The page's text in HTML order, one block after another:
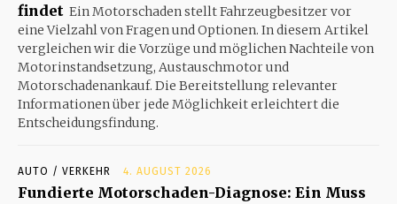
findet Ein Motorschaden stellt Fahrzeugbesitzer vor
eine Vielzahl von Fragen und Optionen. In diesem Artikel
vergleichen wir die Vorzüge und möglichen Nachteile von
Motorinstandsetzung, Austauschmotor und
Motorschadenankauf. Die Bereitstellung relevanter
Informationen über jede Möglichkeit erleichtert die
Entscheidungsfindung.
AUTO / VERKEHR 4. AUGUST 2026
Fundierte Motorschaden-Diagnose: Ein Muss